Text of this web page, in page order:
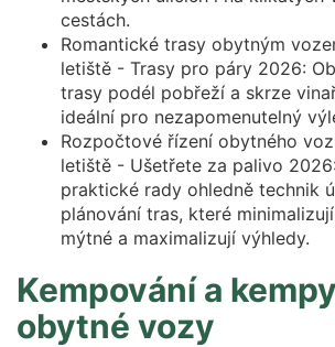
cestách.
Romantické trasy obytným
letiště - Trasy pro páry 2026:
trasy podél pobřeží a skrze
ideální pro nezapomenutelný
Rozpočtové řízení obytného
letiště - Ušetřete za palivo
praktické rady ohledně technik
plánování tras, které
mýtné a maximalizují výhledy.
Kempování a
obytné vozy